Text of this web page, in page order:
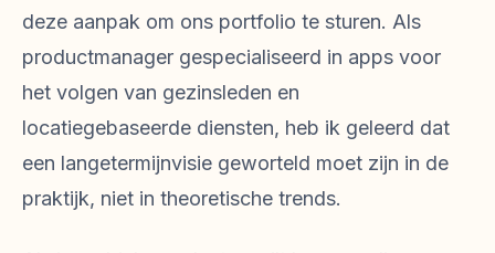
deze aanpak om ons portfolio te sturen. Als
productmanager gespecialiseerd in apps voor
het volgen van gezinsleden en
locatiegebaseerde diensten, heb ik geleerd dat
een langetermijnvisie geworteld moet zijn in de
praktijk, niet in theoretische trends.